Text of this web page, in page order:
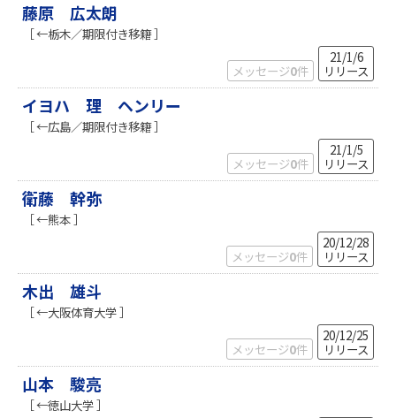
藤原 広太朗
［ ←栃木／期限付き移籍 ］
メッセージ0件
21/1/6
リリース
イヨハ 理 ヘンリー
［ ←広島／期限付き移籍 ］
メッセージ0件
21/1/5
リリース
衛藤 幹弥
［ ←熊本 ］
メッセージ0件
20/12/28
リリース
木出 雄斗
［ ←大阪体育大学 ］
メッセージ0件
20/12/25
リリース
山本 駿亮
［ ←徳山大学 ］